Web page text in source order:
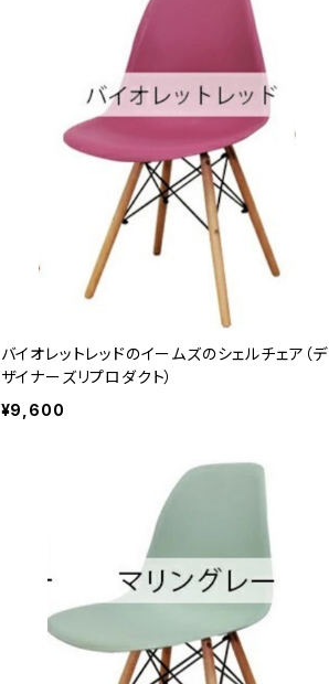
バイオレットレッドのイームズのシェルチェア（デ
ザイナーズリプロダクト）
¥9,600